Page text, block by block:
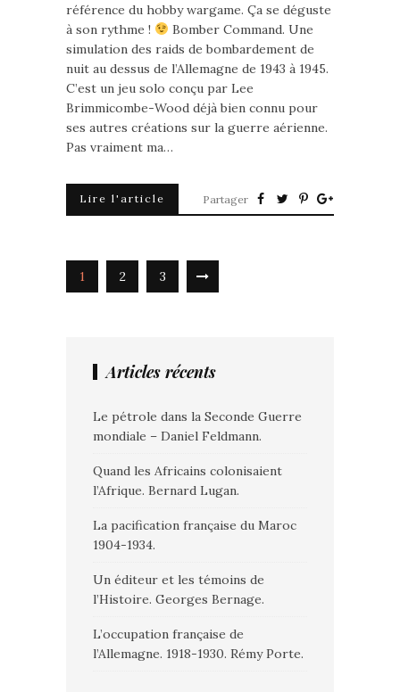
référence du hobby wargame. Ça se déguste
à son rythme !
Bomber Command. Une
simulation des raids de bombardement de
nuit au dessus de l’Allemagne de 1943 à 1945.
C’est un jeu solo conçu par Lee
Brimmicombe-Wood déjà bien connu pour
ses autres créations sur la guerre aérienne.
Pas vraiment ma…
Lire l'article Partager
1 2 3
Articles récents
Le pétrole dans la Seconde Guerre
mondiale – Daniel Feldmann.
Quand les Africains colonisaient
l’Afrique. Bernard Lugan.
La pacification française du Maroc
1904-1934.
Un éditeur et les témoins de
l’Histoire. Georges Bernage.
L’occupation française de
l’Allemagne. 1918-1930. Rémy Porte.